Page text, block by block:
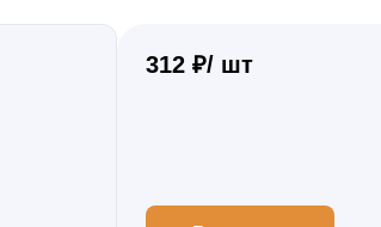
312 ₽/ шт